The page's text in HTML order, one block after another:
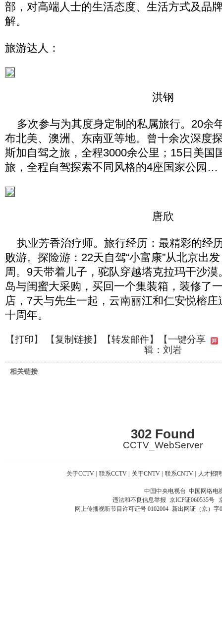
部，对高端人士的生活态度、生活方式及品
解。
旅游达人：
洪钢
多次参与为其度身定制的私属旅行。20余
布北美、澳洲、东南亚等地。曾十余次深度
斯加自驾之旅，全程3000余公里；15日美国
旅，全程自驾探索不同风格的4座国家公园…
唐欣
执业芳香治疗师。旅行经历：最精彩的经
败游。探险游：22天自驾“小富康”从北京出
周。9天带着儿子，驼队穿越塔克拉玛干沙
岛与闺蜜大采购，买回一个集装箱，装修了
店，7天与先生一起，云南丽江和仁安悦榕
十周年。
【打印】 【复制链接】【转发邮件】
【一键分享
辑：刘岩
相关链接
302 Found
CCTV_WebServer
关于CCTV | 联系CCTV | 关于CNTV | 联系CNTV | 人才招聘
中国中央电视台 中国网络电
违法和不良信息举报 京ICP证060535号
网上传播视听节目许可证号 0102004 新出网证（京）